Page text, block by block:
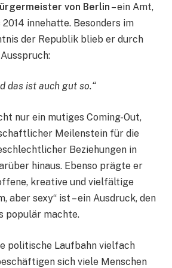
von Berlin – ein Amt,
2014 innehatte. Besonders im
der Republik blieb er durch
das ist auch gut so.“
nur ein mutiges Coming-Out,
Meilenstein für die
Beziehungen in
hinaus. Ebenso prägte er
kreative und vielfältige
aber sexy“ ist – ein Ausdruck, den
populär machte.
politische Laufbahn vielfach
sich viele Menschen